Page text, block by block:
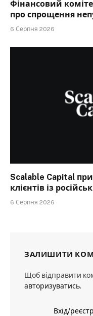
Фінансовий
про спрощення
6 Серпня 2026
Scalable Capital
клієнтів із
6 Серпня 2026
ЗАЛИШИТИ
Щоб відправити
авторизуватись.
Вхід/